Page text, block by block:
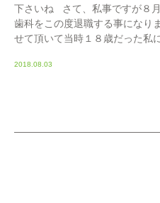
下さいね さて、私事ですが８
歯科をこの度退職する事になり
せて頂いて当時１８歳だった私
2018.08.03